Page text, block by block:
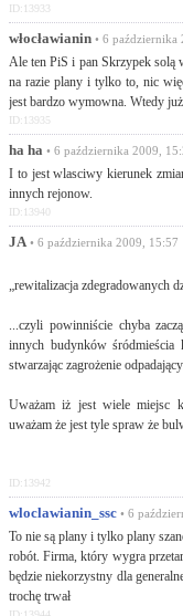
ID:13933
włocławianin • 6 października
Ale ten PiS i pan Skrzypek solą
na razie plany i tylko to, nic
jest bardzo wymowna. Wtedy
ID:13935
ha ha • 6 października 2009,
I to jest wlasciwy kierunek
innych rejonow.
ID:13940
JA • 6 października 2009, 15:57
„rewitalizacja zdegradowanych
...czyli powinniście chyba
innych budynków śródmieścia
stwarzając zagrożenie
Uważam iż jest wiele miejsc
uważam że jest tyle spraw że
ID:13942
wloclawianin_ssc • 6
To nie są plany i tylko plany
robót. Firma, który wygra
będzie niekorzystny dla
trochę trwał